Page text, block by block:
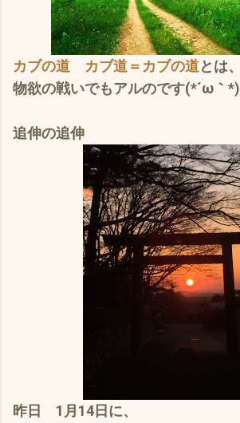
カブの道 カブ道＝カブの道とは、
物欲の戦いでもアルのです(*´ω｀*)
追伸の追伸
昨日 1月14日に、